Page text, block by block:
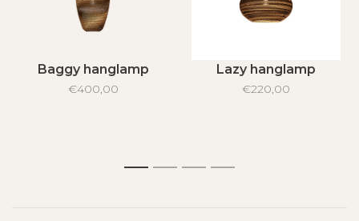
Baggy hanglamp
€400,00
Lazy hanglamp
€220,00
1 2 3 4